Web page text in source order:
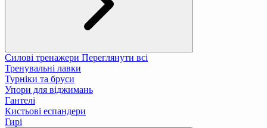
Силові тренажери Переглянути всі
Тренувальні лавки
Турніки та бруси
Упори для віджимань
Гантелі
Кистьові еспандери
Гирі